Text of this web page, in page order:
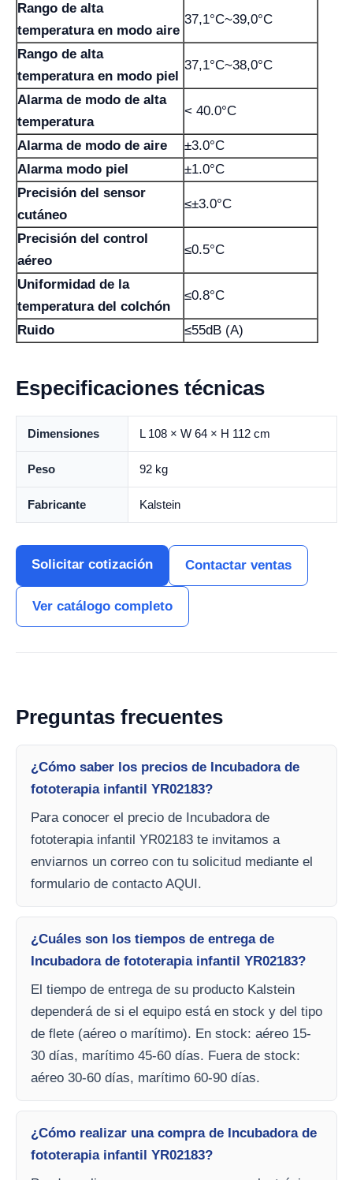
Rango de alta
temperatura en modo aire
37,1°C~39,0°C
Rango de alta
temperatura en modo piel
37,1°C~38,0°C
Alarma de modo de alta
temperatura
< 40.0°C
Alarma de modo de aire
±3.0°C
Alarma modo piel
±1.0°C
Precisión del sensor
cutáneo
≤±3.0°C
Precisión del control
aéreo
≤0.5°C
Uniformidad de la
temperatura del colchón
≤0.8°C
Ruido ≤55dB (A)
Especificaciones técnicas
Dimensiones L 108 × W 64 × H 112 cm
Peso 92 kg
Fabricante Kalstein
Solicitar cotización Contactar ventas
Ver catálogo completo
Preguntas frecuentes
¿Cómo saber los precios de Incubadora de
fototerapia infantil YR02183?
Para conocer el precio de Incubadora de
fototerapia infantil YR02183 te invitamos a
enviarnos un correo con tu solicitud mediante el
formulario de contacto AQUI.
¿Cuáles son los tiempos de entrega de
Incubadora de fototerapia infantil YR02183?
El tiempo de entrega de su producto Kalstein
dependerá de si el equipo está en stock y del tipo
de flete (aéreo o marítimo). En stock: aéreo 15-
30 días, marítimo 45-60 días. Fuera de stock:
aéreo 30-60 días, marítimo 60-90 días.
¿Cómo realizar una compra de Incubadora de
fototerapia infantil YR02183?